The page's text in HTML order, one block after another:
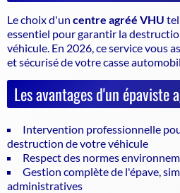
Le choix d'un centre agréé VHU tel
essentiel pour garantir la
véhicule . En 2026, ce service vous
et sécurisé de votre casse
Les avantages d'un épaviste
Intervention professionnelle
destruction de votre véhicule
Respect des normes
Gestion complète de l'épave,
administratives